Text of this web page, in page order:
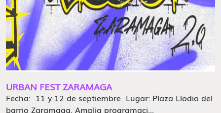
URBAN FEST ZARAMAGA
Fecha: 11 y 12 de septiembre Lugar: Plaza Llodio del
barrio Zaramaga. Amplia programaci...